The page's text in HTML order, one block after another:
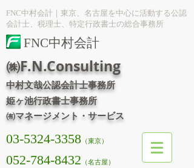
FNC中村会計｜東京、名古屋を中心に活動する公認
会計士、税理士、特定行政書士の総合事務所
FNC中村会計
㈱F.N.Consulting
中村文哉公認会計士事務所
姫ヶ池行政書士事務所
㈲マネージメント・サービス
03-5324-3358 （東京）
052-784-8432 （名古屋）